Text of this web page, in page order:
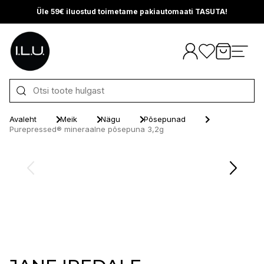
Üle 59€ iluostud toimetame pakiautomaati TASUTA!
Otse sisu juurde
Avaleht Meik Nägu
Põsepunad
Purepressed® mineraalne põsepuna 3,2g